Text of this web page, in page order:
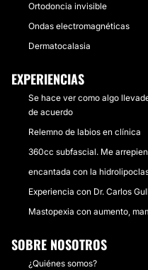
Ortodoncia invisible
Ondas electromagnéticas
Dermatocalasia
EXPERIENCIAS
Se hace ver como algo
de acuerdo
Relemno de labios en clínica
360cc subfascial. Me
encantada con la
Experiencia con Dr. Carlos
Mastopexia con aumento,
SOBRE NOSOTROS
¿Quiénes somos?